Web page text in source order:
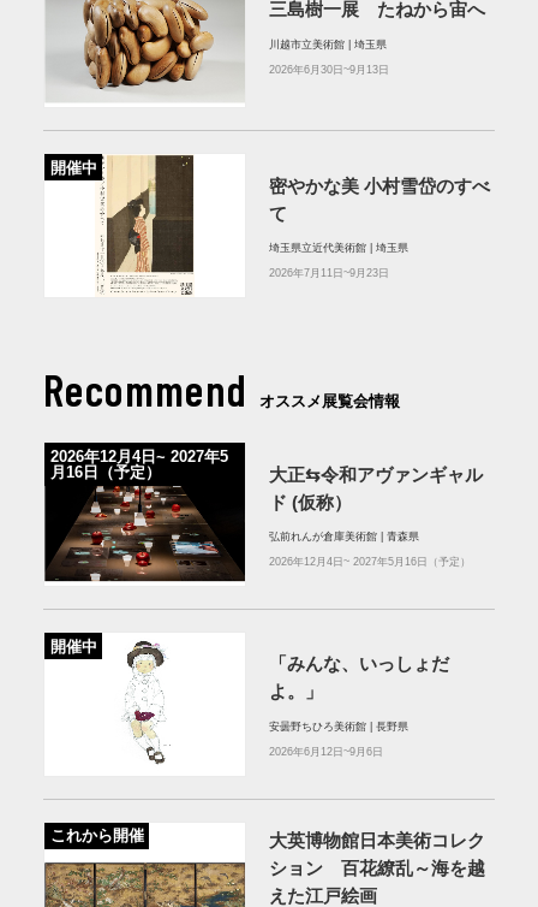
三島樹一展 たねから宙へ
川越市立美術館 | 埼玉県
2026年6月30日~9月13日
開催中
密やかな美 小村雪岱のすべ
て
埼玉県立近代美術館 | 埼玉県
2026年7月11日~9月23日
Recommend オススメ展覧会情報
2026年12⽉4⽇~ 2027年5
⽉16⽇（予定）
⼤正⇆令和アヴァンギャル
ド (仮称）
弘前れんが倉庫美術館 | 青森県
2026年12⽉4⽇~ 2027年5⽉16⽇（予定）
開催中
「みんな、いっしょだ
よ。」
安曇野ちひろ美術館 | 長野県
2026年6月12日~9月6日
これから開催
大英博物館日本美術コレク
ション 百花繚乱～海を越
えた江戸絵画